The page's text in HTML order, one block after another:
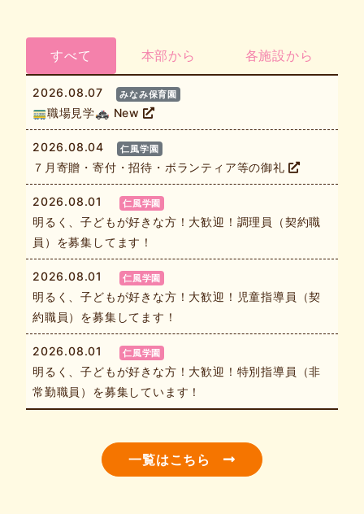
すべて 本部から 各施設から
2026.08.07 みなみ保育園
🚃職場見学🚓 New
2026.08.04 仁風学園
７月寄贈・寄付・招待・ボランティア等の御礼
2026.08.01 仁風学園
明るく、子どもが好きな方！大歓迎！調理員（契約職
員）を募集してます！
2026.08.01 仁風学園
明るく、子どもが好きな方！大歓迎！児童指導員（契
約職員）を募集してます！
2026.08.01 仁風学園
明るく、子どもが好きな方！大歓迎！特別指導員（非
常勤職員）を募集しています！
一覧はこちら